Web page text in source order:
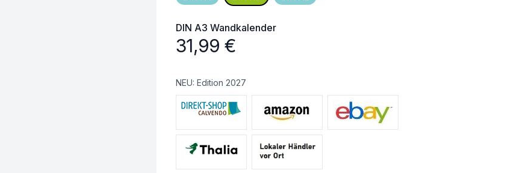
DIN A3 Wandkalender
31,99 €
NEU: Edition 2027